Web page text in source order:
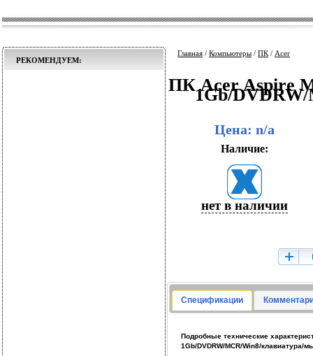
РЕКОМЕНДУЕМ:
Главная / Компьютеры / ПК / Acer
ПК Acer Aspire
1Gb/
Цена: n/a
Наличие:
нет в наличии
Спецификации
Подробные технические
1Gb/DVDRW/MCR/Win8/клавиатура/